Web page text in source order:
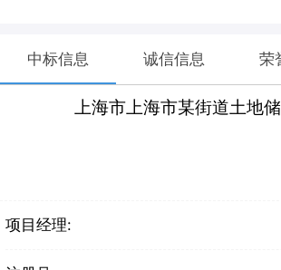
中标信息 诚信信息 荣
上海市上海市某街道土地
项目经理: